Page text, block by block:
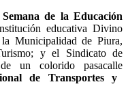
Semana de la Educación
educativa Divino
la Municipalidad de Piura,
y el Sindicato de
de un colorido pasacalle
de Transportes y